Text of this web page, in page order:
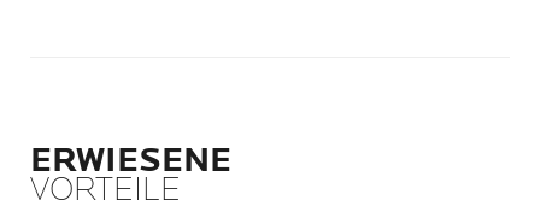
ERWIESENE
VORTEILE